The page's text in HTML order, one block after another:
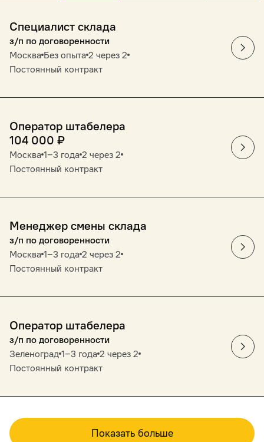
Специалист склада
з/п по договоренности
Москва Без опыта 2 через 2
Постоянный контракт
Оператор штабелера
104 000 ₽
Москва 1‒3 года 2 через 2
Постоянный контракт
Менеджер смены склада
з/п по договоренности
Москва 1‒3 года 2 через 2
Постоянный контракт
Оператор штабелера
з/п по договоренности
Зеленоград 1‒3 года 2 через 2
Постоянный контракт
Показать больше